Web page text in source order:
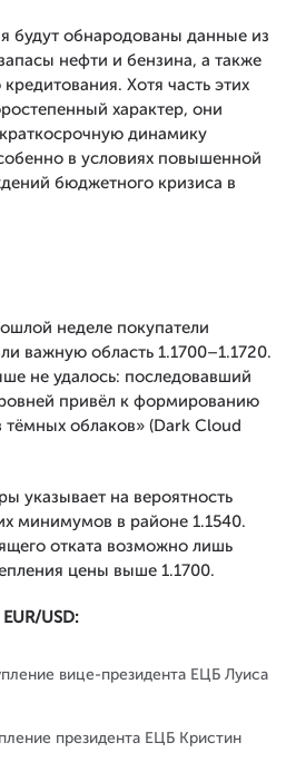
будут обнародованы данные из
нефти и бензина, а также
Хотя часть этих
характер, они
динамику
в условиях повышенной
бюджетного кризиса в
неделе покупатели
важную область 1.1700–1.1720.
не удалось: последовавший
привёл к формированию
тёмных облаков» (Dark Cloud
указывает на вероятность
минимумов в районе 1.1540.
отката возможно лишь
цены выше 1.1700.
USD:
вице-президента ЕЦБ Луиса
президента ЕЦБ Кристин